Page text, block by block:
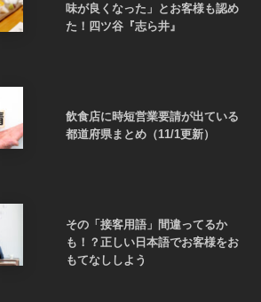
味が良くなった」とお客様も認め
た！四ツ谷『志ら井』
飲食店に時短営業要請が出ている
都道府県まとめ（11/1更新）
その「接客用語」間違ってるか
も！？正しい日本語でお客様をお
もてなししよう